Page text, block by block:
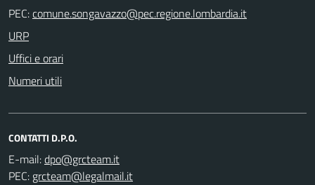
PEC:
URP
Uffici e orari
Numeri utili
CONTATTI D.P.O.
E-mail:
PEC: